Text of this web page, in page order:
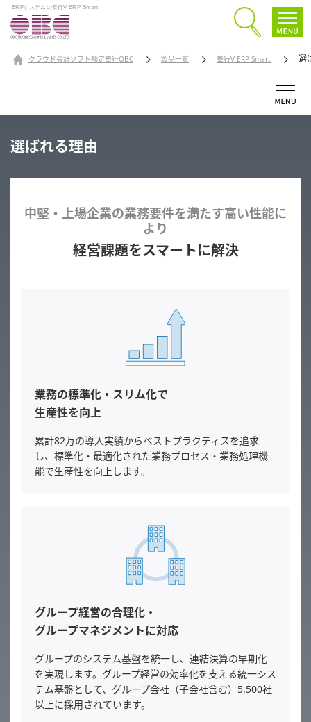
ERPシステムの奉行V ERP Smart
クラウド会計ソフト勘定奉行OBC 製品一覧 奉行V ERP Smart 選
選ばれる理由
中堅・上場企業の業務要件を満たす高い性能に
より
経営課題をスマートに解決
業務の標準化・スリム化で
生産性を向上
累計82万の導入実績からベストプラクティスを追求
し、標準化・最適化された業務プロセス・業務処理機
能で生産性を向上します。
グループ経営の合理化・
グループマネジメントに対応
グループのシステム基盤を統一し、連結決算の早期化
を実現します。グループ経営の効率化を支える統一シス
テム基盤として、グループ会社（子会社含む）5,500社
以上に採用されています。